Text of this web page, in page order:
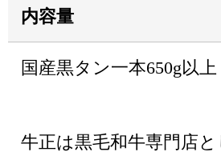
内容量
国産黒タン一本650g以上
牛正は黒毛和牛専門店